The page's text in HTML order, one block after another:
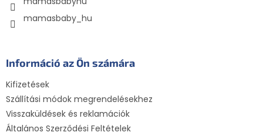
e
mamasbaby_hu
Információ az Ön számára
Kifizetések
Szállítási módok megrendelésekhez
Visszaküldések és reklamációk
Általános Szerződési Feltételek